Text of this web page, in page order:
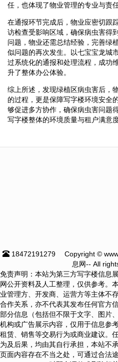
任，也体现了物业管理的专业与责任
在通报环节完成后，物业应密切跟
访检查受影响区域，确保病虫害得
问题，物业还需总结经验，完善绿
似问题的再次发生。以七宝宝龙城
过系统化的通报和处理流程，成功
升了整体办公体验。
综上所述，发现绿植区病虫害后，
的过程，更是保障写字楼环境安全
够促进多方协作，确保病虫害问题
写字楼整体的环境质量与租户满意度
18472191279
Copyright ©
息网-- All
免责声明：本站为第三方写字楼信息
网公开资料及人工整理，仅供参考。
业管理方、开发商、运营方等主体不
合作关系，亦不代表其发布任何官方
部分信息（包括但不限于文字、图片
机构或广告展示内容，仅用于信息参
租赁、销售等交易行为或商业建议。
为及后果，均由其自行承担，本站不
页面内容存在不当之处，可通过合法